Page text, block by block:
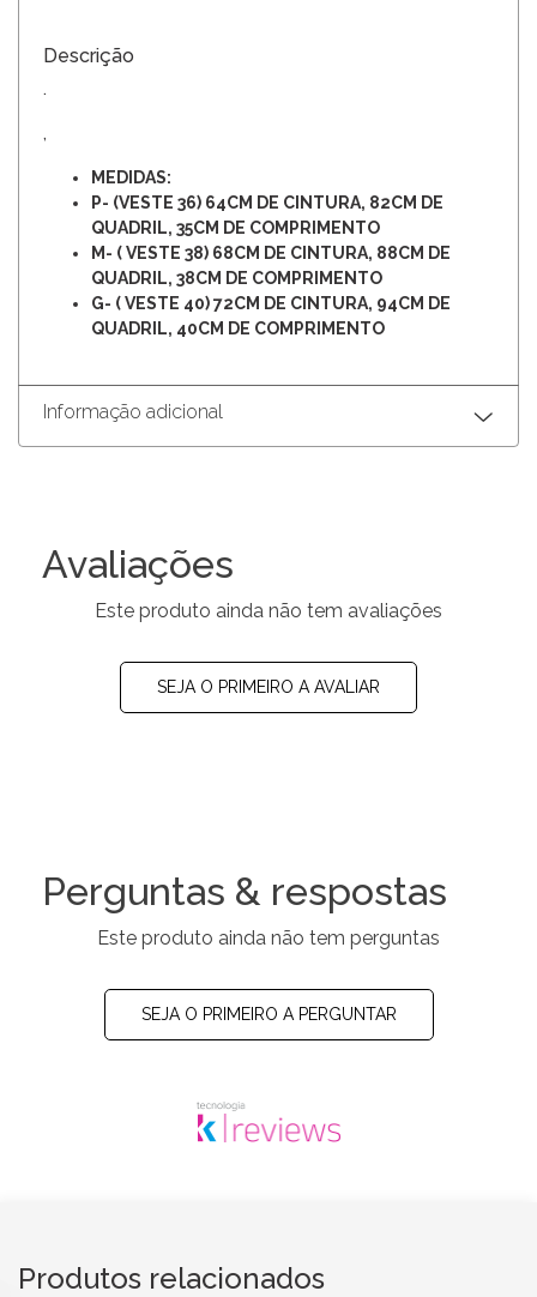
Descrição
.
,
MEDIDAS:
P- (VESTE 36) 64CM DE CINTURA, 82CM DE
QUADRIL, 35CM DE COMPRIMENTO
M- ( VESTE 38) 68CM DE CINTURA, 88CM DE
QUADRIL, 38CM DE COMPRIMENTO
G- ( VESTE 40) 72CM DE CINTURA, 94CM DE
QUADRIL, 40CM DE COMPRIMENTO
Informação adicional
Avaliações
Este produto ainda não tem avaliações
SEJA O PRIMEIRO A AVALIAR
Perguntas & respostas
Este produto ainda não tem perguntas
SEJA O PRIMEIRO A PERGUNTAR
Produtos relacionados